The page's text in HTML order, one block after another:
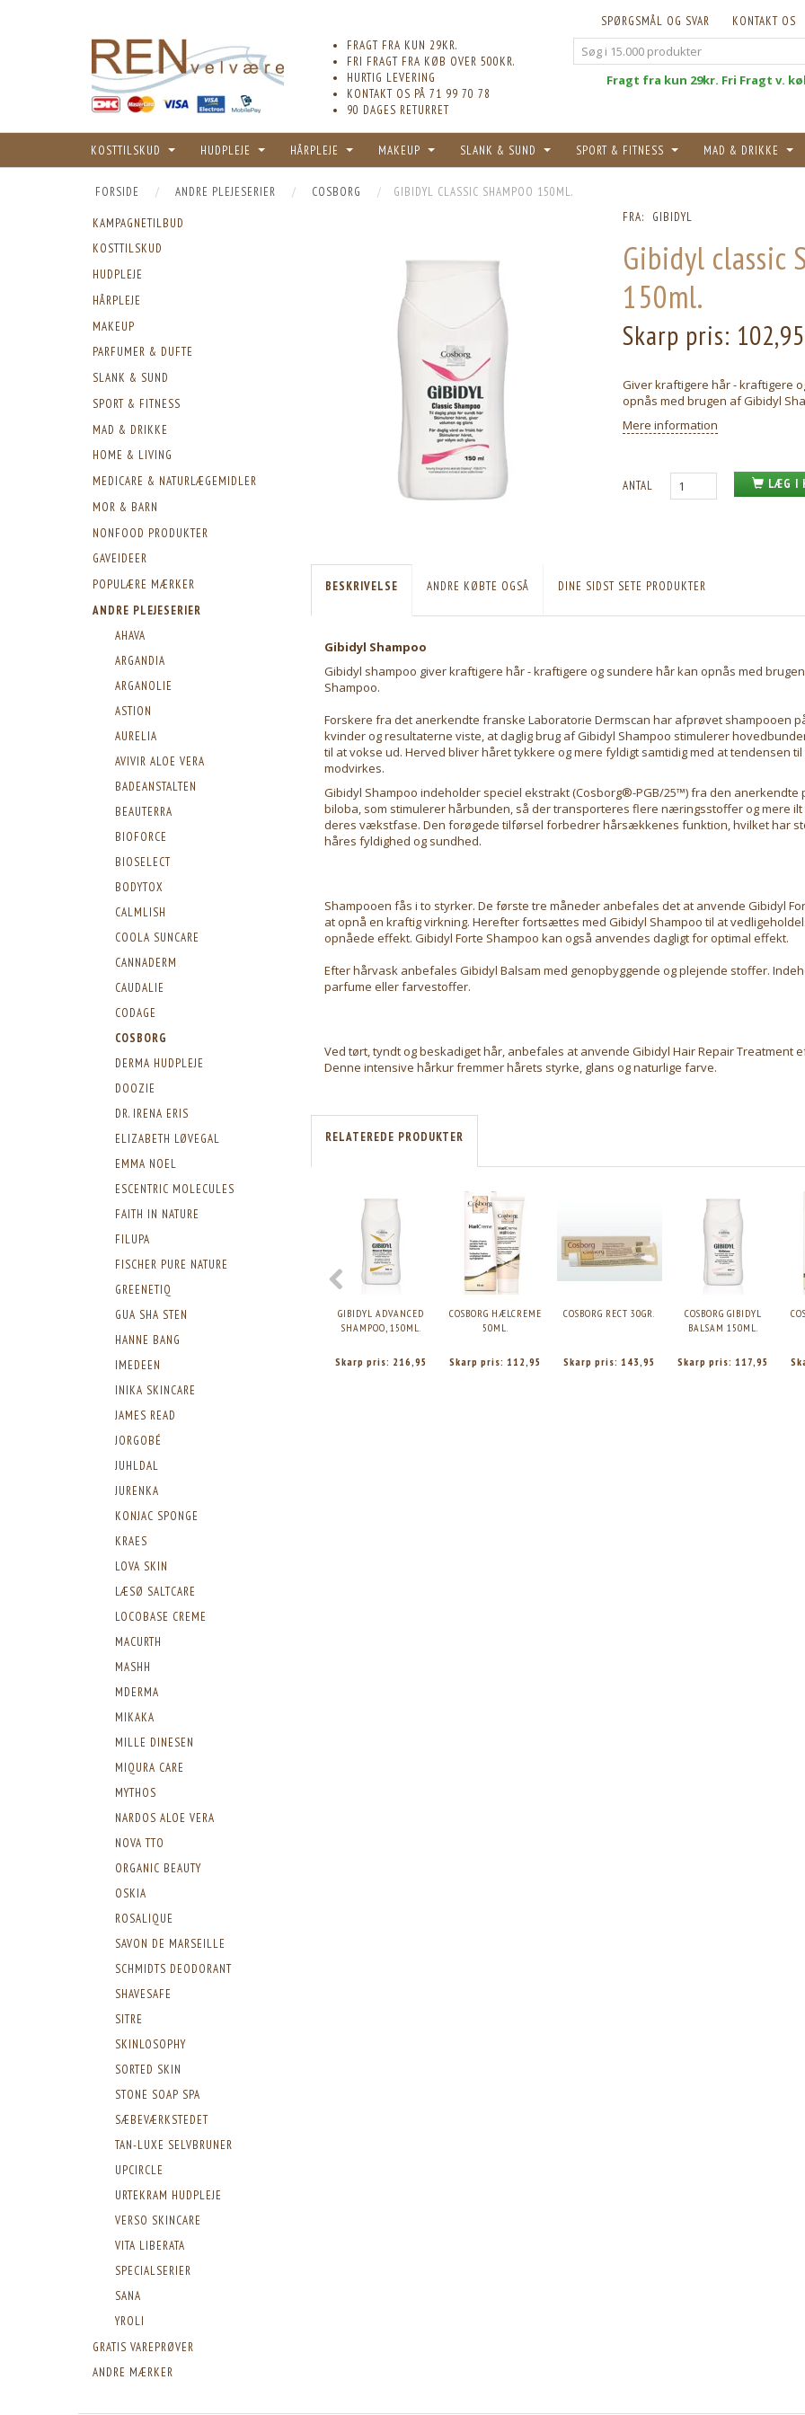
KONTAKT OS
SPØRGSMÅL OG SVAR
FRAGT FRA KUN 29KR.
FRI FRAGT FRA KØB OVER 500KR.
HURTIG LEVERING
KONTAKT OS PÅ 71 99 70 78
90 DAGES RETURRET
Fragt fra kun 29kr. Fri Fragt v.
KOSTTILSKUD HUDPLEJE HÅRPLEJE MAKEUP SLANK & SUND SPORT & FITNESS MAD & DRIKKE
FORSIDE ANDRE PLEJESERIER COSBORG GIBIDYL CLASSIC SHAMPOO 150ML.
KAMPAGNETILBUD
KOSTTILSKUD
HUDPLEJE
HÅRPLEJE
MAKEUP
PARFUMER & DUFTE
SLANK & SUND
SPORT & FITNESS
MAD & DRIKKE
HOME & LIVING
MEDICARE & NATURLÆGEMIDLER
MOR & BARN
NONFOOD PRODUKTER
GAVEIDEER
POPULÆRE MÆRKER
ANDRE PLEJESERIER
AHAVA
ARGANDIA
ARGANOLIE
ASTION
AURELIA
AVIVIR ALOE VERA
BADEANSTALTEN
BEAUTERRA
BIOFORCE
BIOSELECT
BODYTOX
CALMLISH
COOLA SUNCARE
CANNADERM
CAUDALIE
CODAGE
COSBORG
DERMA HUDPLEJE
DOOZIE
DR. IRENA ERIS
ELIZABETH LØVEGAL
EMMA NOEL
ESCENTRIC MOLECULES
FAITH IN NATURE
FILUPA
FISCHER PURE NATURE
GREENETIQ
GUA SHA STEN
HANNE BANG
IMEDEEN
INIKA SKINCARE
JAMES READ
JORGOBÉ
JUHLDAL
JURENKA
KONJAC SPONGE
KRAES
LOVA SKIN
LÆSØ SALTCARE
LOCOBASE CREME
MACURTH
MASHH
MDERMA
MIKAKA
MILLE DINESEN
MIQURA CARE
MYTHOS
NARDOS ALOE VERA
NOVA TTO
ORGANIC BEAUTY
OSKIA
ROSALIQUE
SAVON DE MARSEILLE
SCHMIDTS DEODORANT
SHAVESAFE
SITRE
SKINLOSOPHY
SORTED SKIN
STONE SOAP SPA
SÆBEVÆRKSTEDET
TAN-LUXE SELVBRUNER
UPCIRCLE
URTEKRAM HUDPLEJE
VERSO SKINCARE
VITA LIBERATA
SPECIALSERIER
SANA
YROLI
GRATIS VAREPRØVER
ANDRE MÆRKER
FRA: GIBIDYL
Gibidyl classic
150ml.
Skarp pris: 102,95
Giver kraftigere hår - kraftigere
opnås med brugen af Gibidyl
Mere information
ANTAL LÆG I
BESKRIVELSE ANDRE KØBTE OGSÅ DINE SIDST SETE PRODUKTER
Gibidyl Shampoo
Gibidyl shampoo giver kraftigere hår - kraftigere og sundere hår kan opnås med
Shampoo.
Forskere fra det anerkendte franske Laboratorie Dermscan har afprøvet shampooen
kvinder og resultaterne viste, at daglig brug af Gibidyl Shampoo stimulerer
til at vokse ud. Herved bliver håret tykkere og mere fyldigt samtidig med at tendensen
modvirkes.
Gibidyl Shampoo indeholder speciel ekstrakt (Cosborg®-PGB/25™) fra den anerkendte
biloba, som stimulerer hårbunden, så der transporteres flere næringsstoffer og mere
deres vækstfase. Den forøgede tilførsel forbedrer hårsækkenes funktion, hvilket har
håres fyldighed og sundhed.
Shampooen fås i to styrker. De første tre måneder anbefales det at anvende Gibidyl
at opnå en kraftig virkning. Herefter fortsættes med Gibidyl Shampoo til at
opnåede effekt. Gibidyl Forte Shampoo kan også anvendes dagligt for optimal effekt.
Efter hårvask anbefales Gibidyl Balsam med genopbyggende og plejende stoffer.
parfume eller farvestoffer.
Ved tørt, tyndt og beskadiget hår, anbefales at anvende Gibidyl Hair Repair Treatment
Denne intensive hårkur fremmer hårets styrke, glans og naturlige farve.
RELATEREDE PRODUKTER
GIBIDYL ADVANCED
SHAMPOO, 150ML.
Skarp pris: 216,95
COSBORG HÆLCREME
50ML.
Skarp pris: 112,95
COSBORG RECT 30GR.
Skarp pris: 143,95
COSBORG GIBIDYL
BALSAM 150ML.
Skarp pris:117,95